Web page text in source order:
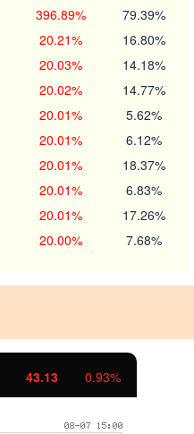
396.89% 79.39%
20.21% 16.80%
20.03% 14.18%
20.02% 14.77%
20.01% 5.62%
20.01% 6.12%
20.01% 18.37%
20.01% 6.83%
20.01% 17.26%
20.00% 7.68%
43.13 0.93%